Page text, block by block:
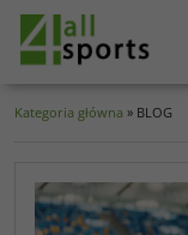
Kategoria główna » BLOG